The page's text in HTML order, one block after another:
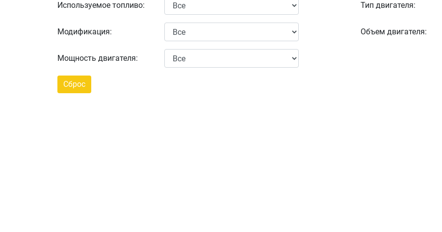
Используемое топливо:
Модификация:
Мощность двигателя:
Тип двигателя:
Объем двигателя: